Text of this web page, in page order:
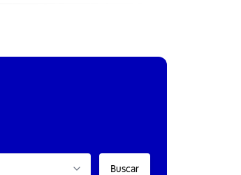
Buscar